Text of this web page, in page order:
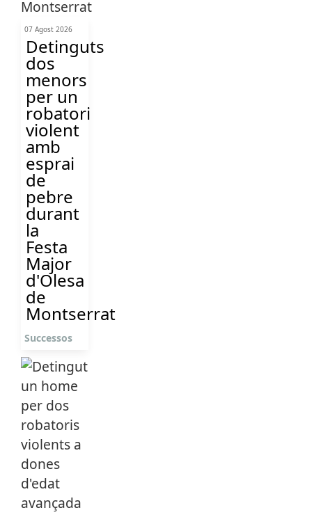
07 Agost 2026
Detinguts
dos
menors
per un
robatori
violent
amb
esprai
de
pebre
durant
la
Festa
Major
d'Olesa
de
Montserrat
Successos